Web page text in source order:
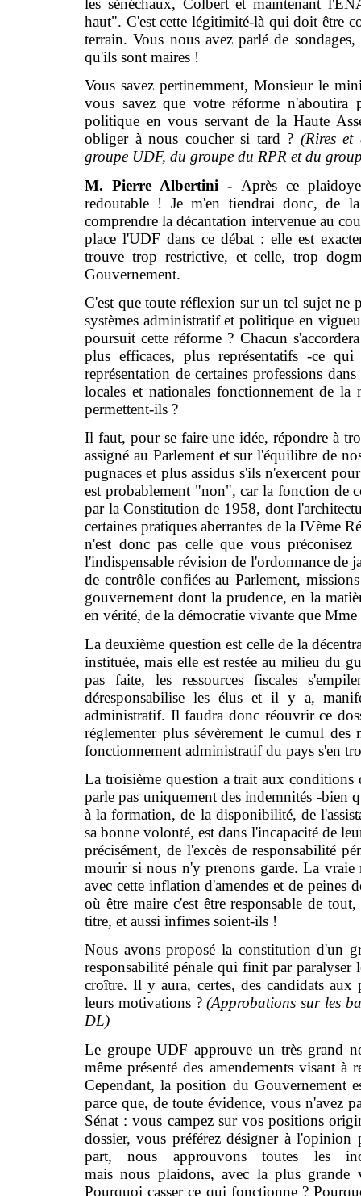
les sénéchaux, Colbert et maintenant
haut". C'est cette légitimité-là qui doit être
terrain. Vous nous avez parlé de
qu'ils sont maires !
Vous savez pertinemment, Monsieur le
vous savez que votre réforme
politique en vous servant de la Haute
obliger à nous coucher si tard ? (Rires et
groupe UDF, du groupe du RPR et du
M. Pierre Albertini - Après ce
redoutable ! Je m'en tiendrai donc, de
comprendre la décantation intervenue au
place l'UDF dans ce débat : elle est
trouve trop restrictive, et celle, trop
Gouvernement.
C'est que toute réflexion sur un tel sujet ne
systèmes administratif et politique en
poursuit cette réforme ? Chacun
plus efficaces, plus représentatifs -ce
représentation de certaines professions
locales et nationales fonctionnement de
permettent-ils ?
Il faut, pour se faire une idée, répondre à
assigné au Parlement et sur l'équilibre de
pugnaces et plus assidus s'ils n'exercent
est probablement "non", car la fonction de
par la Constitution de 1958, dont
certaines pratiques aberrantes de la IVème
n'est donc pas celle que vous
l'indispensable révision de l'ordonnance de
de contrôle confiées au Parlement,
gouvernement dont la prudence, en la
en vérité, de la démocratie vivante que
La deuxième question est celle de la
instituée, mais elle est restée au milieu du
pas faite, les ressources fiscales
déresponsabilise les élus et il y a,
administratif. Il faudra donc réouvrir ce
réglementer plus sévèrement le cumul
fonctionnement administratif du pays s'en
La troisième question a trait aux conditions
parle pas uniquement des indemnités -bien
à la formation, de la disponibilité, de
sa bonne volonté, est dans l'incapacité de
précisément, de l'excès de responsabilité
mourir si nous n'y prenons garde. La
avec cette inflation d'amendes et de
où être maire c'est être responsable de
titre, et aussi infimes soient-ils !
Nous avons proposé la constitution d'un
responsabilité pénale qui finit par paralyser
croître. Il y aura, certes, des candidats aux
leurs motivations ?(Approbations sur les
DL)
Le groupe UDF approuve un très grand
même présenté des amendements visant
Cependant, la position du Gouvernement
parce que, de toute évidence, vous n'avez
Sénat : vous campez sur vos positions
dossier, vous préférez désigner à
part, nous approuvons toutes les
mais nous plaidons, avec la plus
Pourquoi casser ce qui fonctionne ?